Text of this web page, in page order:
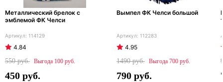
Металлический брелок с
эмблемой ФК Челси
114129
4.84
550
100
450
Вымпел ФК Челси большой
112283
4.95
1490
700
790